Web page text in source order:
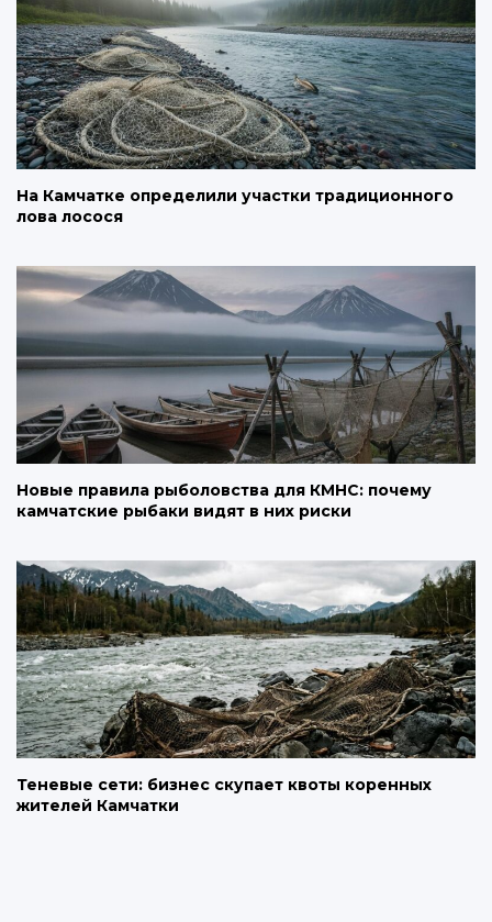
На Камчатке определили участки традиционного
лова лосося
Новые правила рыболовства для КМНС: почему
камчатские рыбаки видят в них риски
Теневые сети: бизнес скупает квоты коренных
жителей Камчатки